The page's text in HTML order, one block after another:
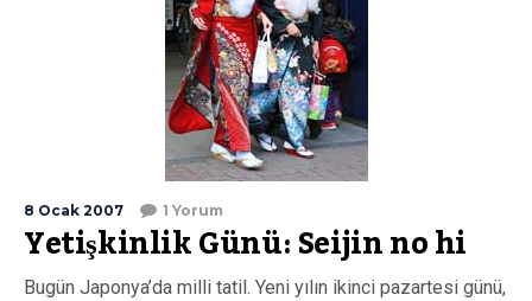
8 Ocak 2007 1 Yorum
Yetişkinlik Günü: Seijin no hi
Bugün Japonya’da milli tatil. Yeni yılın ikinci pazartesi günü,